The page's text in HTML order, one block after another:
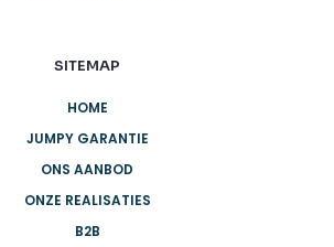
SITEMAP
HOME
JUMPY GARANTIE
ONS AANBOD
ONZE REALISATIES
B2B